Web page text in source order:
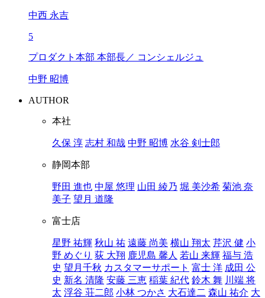
中西 永吉
5
プロダクト本部 本部長／ コンシェルジュ
中野 昭博
AUTHOR
本社
久保 淳 志村 和哉 中野 昭博 水谷 剣士郎
静岡本部
野田 進也 中屋 悠理 山田 綾乃 堀 美沙希 菊池 奈
美子 望月 道隆
富士店
星野 祐輝 秋山 祐 遠藤 尚美 横山 翔太 芹沢 健 小
野 めぐり 荻 大翔 鹿児島 馨人 若山 来輝 福与 浩
史 望月千秋 カスタマーサポート 富士 洋 成田 公
史 新名 清隆 安藤 三恵 稲葉 紀代 鈴木 舞 川端 将
太 浮谷 荘二郎 小林 つかさ 大石達二 森山 祐介 大